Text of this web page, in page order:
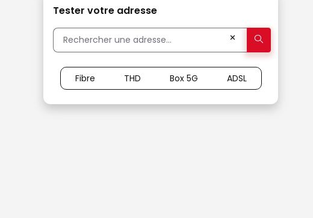
Tester votre adresse
✕
Fibre THD Box 5G ADSL